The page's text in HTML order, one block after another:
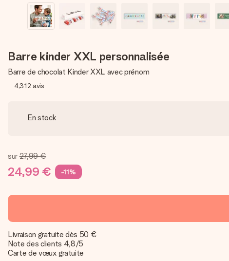
Barre kinder XXL personnalisée
Barre de chocolat Kinder XXL avec prénom
4,312 avis
En stock
sur27,99 €
24,99 € -11%
Livraison gratuite dès 50 €
Note des clients 4,8/5
Carte de vœux gratuite